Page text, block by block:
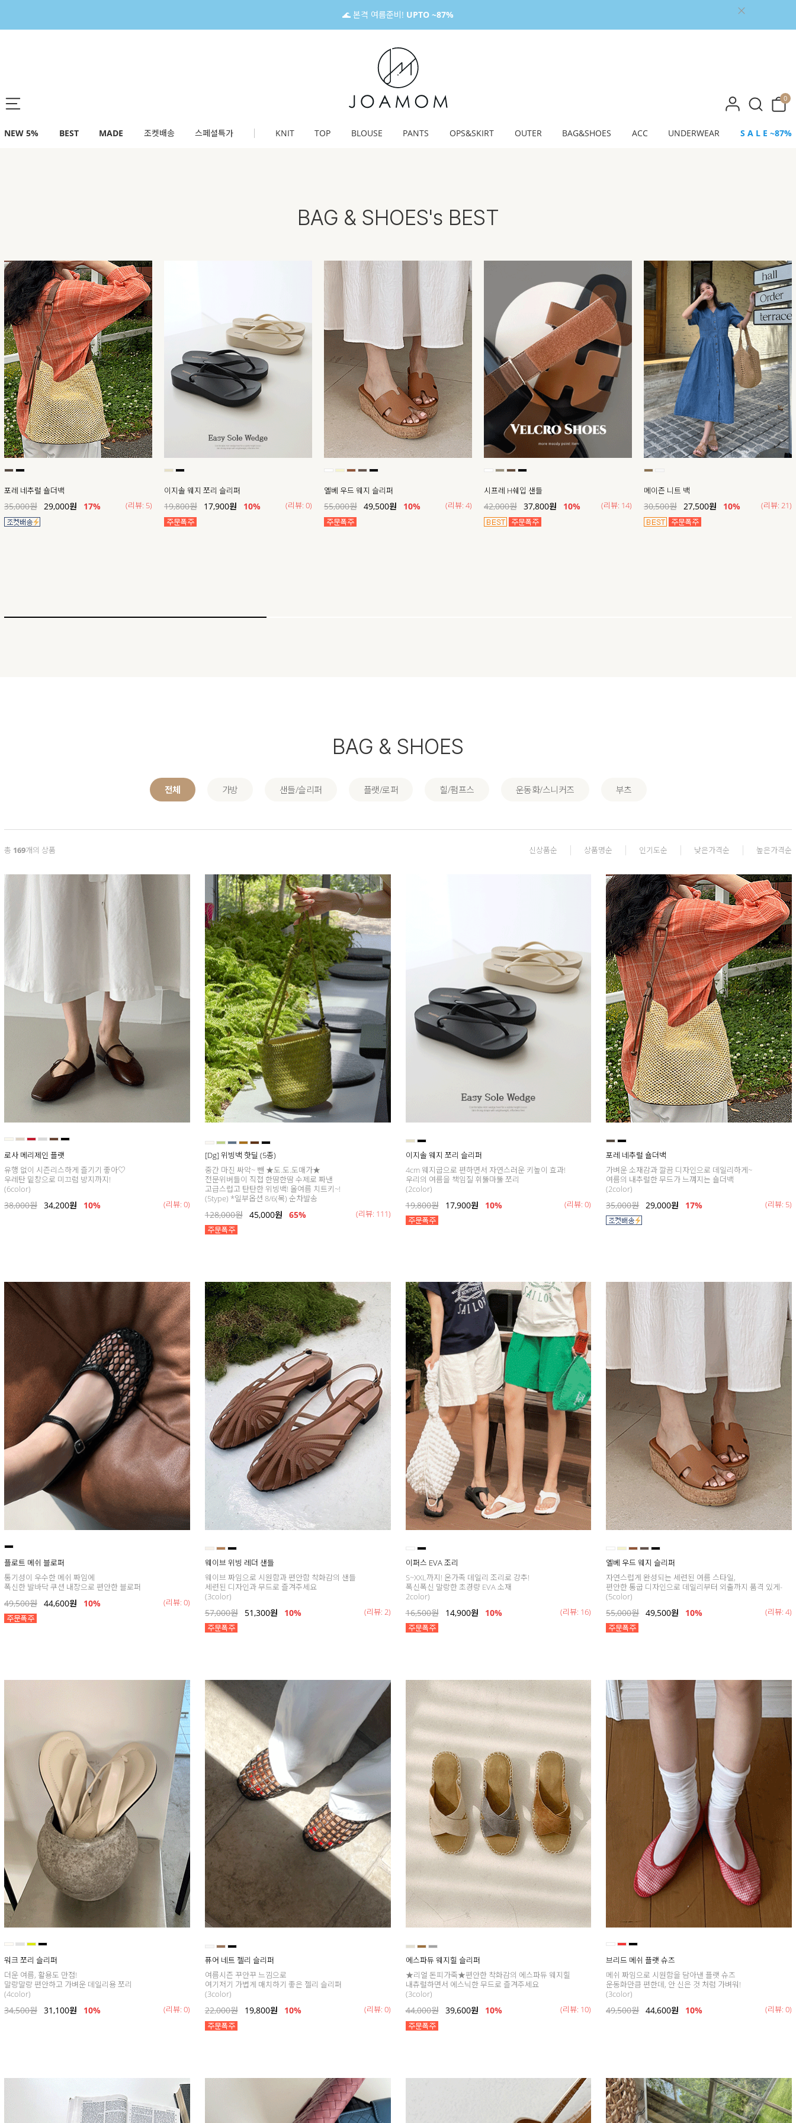
🌊 본격 여름준비! UPTO ~87%
0
NEW 5% BEST MADE 조켓배송 스페셜특가 KNIT TOP BLOUSE PANTS OPS&SKIRT OUTER BAG&SHOES ACC UNDERWEAR S A L E ~87%
BAG & SHOES's BEST
포레 네추럴 숄더백
35,000원 29,000원 17% (리뷰: 5)
이지솔 웨지 쪼리 슬리퍼
19,800원 17,900원 10% (리뷰: 0)
엘베 우드 웨지 슬리퍼
55,000원 49,500원 10% (리뷰: 4)
시프레 H쉐입 샌들
42,000원 37,800원 10% (리뷰: 14)
메이즌 니트 백
30,500원 27,500원 10% (리뷰: 21)
BAG & SHOES
전체 가방 샌들/슬리퍼 플랫/로퍼 힐/펌프스 운동화/스니커즈 부츠
총 169개의 상품 신상품순 상품명순 인기도순 낮은가격순 높은가격순
로사 메리제인 플랫
유행 없이 시즌리스하게 즐기기 좋아♡
우레탄 밑창으로 미끄럼 방지까지!
(6color)
38,000원 34,200원 10% (리뷰: 0)
[Dg] 위빙백 핫딜 (5종)
중간 마진 싸악~ 뺀 ★도.도.도매가★
전문위버들이 직접 한땀한땀 수제로 짜낸
고급스럽고 탄탄한 위빙백! 올여름 치트키~!
(5type) *일부옵션 8/6(목) 순차발송
128,000원 45,000원 65% (리뷰: 111)
이지솔 웨지 쪼리 슬리퍼
4cm 웨지굽으로 편하면서 자연스러운 키높이 효과!
우리의 여름을 책임질 휘뚤마뚤 쪼리
(2color)
19,800원 17,900원 10% (리뷰: 0)
포레 네추럴 숄더백
가벼운 소재감과 깔끔 디자인으로 데일리하게~
여름의 내추럴한 무드가 느껴지는 숄더백
(2color)
35,000원 29,000원 17% (리뷰: 5)
플로트 메쉬 블로퍼
통기성이 우수한 메쉬 짜임에
폭신한 발바닥 쿠션 내장으로 편안한 블로퍼
49,500원 44,600원 10% (리뷰: 0)
웨이브 위빙 레더 샌들
웨이브 짜임으로 시원함과 편안함 착화감의 샌들
세련된 디자인과 무드로 즐겨주세요
(3color)
57,000원 51,300원 10% (리뷰: 2)
이퍼스 EVA 조리
S~XXL까지! 온가족 데일리 조리로 강추!
폭신폭신 말랑한 초경량 EVA 소재
2color)
16,500원 14,900원 10% (리뷰: 16)
엘베 우드 웨지 슬리퍼
자연스럽게 완성되는 세련된 여름 스타일,
편안한 통굽 디자인으로 데일리부터 외출까지 품격 있게-
(5color)
55,000원 49,500원 10% (리뷰: 4)
워크 쪼리 슬리퍼
더운 여름, 활용도 만점!
말랑말랑 편안하고 가벼운 데일리용 쪼리
(4color)
34,500원 31,100원 10% (리뷰: 0)
퓨어 네트 젤리 슬리퍼
여름시즌 꾸안꾸 느낌으로
여기저기 가볍게 매치하기 좋은 젤리 슬리퍼
(3color)
22,000원 19,800원 10% (리뷰: 0)
에스파듀 웨지힐 슬리퍼
★리얼 돈피가죽★편안한 착화감의 에스파듀 웨지힐
내츄럴하면서 에스닉한 무드로 즐겨주세요
(3color)
44,000원 39,600원 10% (리뷰: 10)
브리드 메쉬 플랫 슈즈
메쉬 짜임으로 시원함을 담아낸 플랫 슈즈
운동화만큼 편한데, 안 신은 것 처럼 가벼워!
(3color)
49,500원 44,600원 10% (리뷰: 0)